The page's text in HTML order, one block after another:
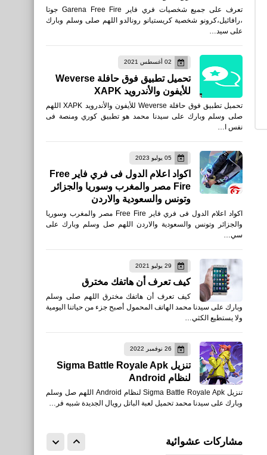
تعرف على جميع شخصيات فري فاير Garena Free Fire جوتا
،رافائيل،كرونو شخصية كريستيانو رونالدو اللهم صلى وسلم وبارك
على سيد…
02 أغسطس 2021
تحميل تطبيق فوق حافلة Weverse
للأيفون والأندرويد XAPK
تحميل تطبيق فوق حافلة Weverse للأيفون والأندرويد XAPK اللهم
صلى وسلم وبارك على سيدنا محمد هو تطبيق كوري ومنصة فى
نفس ا…
05 يوليو 2023
اكواد اعلام الدول فى فري فاير Free
Fire مصر والمغرب وسوريا والجزائر
وتونس والسعودية والاردن
اكواد اعلام الدول فى فري فاير Free Fire مصر والمغرب وسوريا
والجزائر وتونس والسعودية والاردن اللهم صل وسلم وبارك على
سي…
29 يوليو 2021
كيف تعرف أن هاتفك مخترق
كيف تعرف أن هاتفك مخترق اللهم صلى وسلم
وبارك على سيدنا محمد الهاتف المحمول أصبح جزء من حياتنا اليومية
ولا يستطيع الكثي…
26 نوفمبر 2022
تنزيل Sigma Battle Royale Apk
لنظام Android
تنزيل Sigma Battle Royale Apk لنظام Android اللهم صل وسلم
وبارك على سيدنا محمد تحميل لعبة الباتل رويال الجديدة شبيه فر…
مشاركات عشوائية
صحة
فوائد قشر البرتقال للبشرة
العاب
تحميل لعبة CS GO الاصلية
على هواتف الأندرويد والأيفون
أحدث أصدار
صحة
فوائد السكر للبشرة
أسباب ظهور البواسير